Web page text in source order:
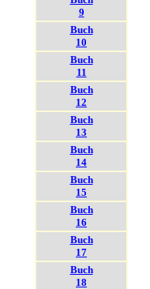
9
Buch
10
Buch
11
Buch
12
Buch
13
Buch
14
Buch
15
Buch
16
Buch
17
Buch
18